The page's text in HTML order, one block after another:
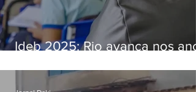
Ideb 2025: Rio avança nos
nacional